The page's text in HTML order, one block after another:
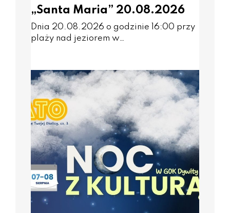
„Santa Maria” 20.08.2026
Dnia 20.08.2026 o godzinie 16:00 przy
plaży nad jeziorem w…